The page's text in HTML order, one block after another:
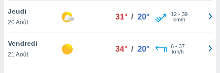
cas,
que
Jeudi
20 Août
31° / 20° 12- 39
km/h
Vendredi
21 Août
34° / 20° 6- 37
km/h